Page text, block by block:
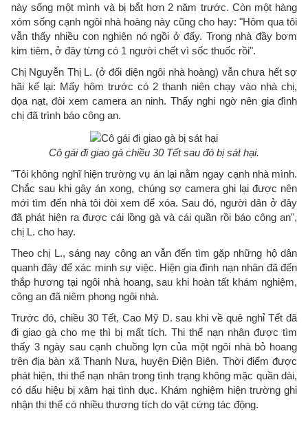
này sống một mình và bị bắt hơn 2 năm trước. Còn một hàng
xóm sống cạnh ngôi nhà hoàng này cũng cho hay: "Hôm qua tôi
vẫn thấy nhiều con nghiện nó ngồi ở đấy. Trong nhà đầy bơm
kim tiêm, ở đây từng có 1 người chết vì sốc thuốc rồi".
Chị Nguyễn Thị L. (ở đối diện ngôi nhà hoàng) vẫn chưa hết sợ
hãi kể lại: Mấy hôm trước có 2 thanh niên chạy vào nhà chị,
dọa nạt, đòi xem camera an ninh. Thấy nghi ngờ nên gia đình
chị đã trình báo công an.
Cô gái đi giao gà chiều 30 Tết sau đó bị sát hại.
"Tôi không nghĩ hiện trường vụ án lại nằm ngay cạnh nhà mình.
Chắc sau khi gây án xong, chúng sợ camera ghi lại được nên
mới tìm đến nhà tôi đòi xem để xóa. Sau đó, người dân ở đây
đã phát hiện ra được cái lồng gà và cái quần rồi báo công an",
chị L. cho hay.
Theo chị L., sáng nay công an vẫn đến tìm gặp những hộ dân
quanh đây để xác minh sự việc. Hiện gia đình nạn nhân đã đến
thắp hương tại ngôi nhà hoang, sau khi hoàn tất khám nghiệm,
công an đã niêm phong ngôi nhà.
Trước đó, chiều 30 Tết, Cao Mỹ D. sau khi về quê nghỉ Tết đã
đi giao gà cho mẹ thì bị mất tích. Thi thể nạn nhân được tìm
thấy 3 ngày sau cạnh chuồng lợn của một ngôi nhà bỏ hoang
trên địa bàn xã Thanh Nưa, huyện Điện Biên. Thời điểm được
phát hiện, thi thể nạn nhân trong tình trạng không mặc quần dài,
có dấu hiệu bị xâm hại tình dục. Khám nghiệm hiện trường ghi
nhận thi thể có nhiều thương tích do vật cứng tác động.